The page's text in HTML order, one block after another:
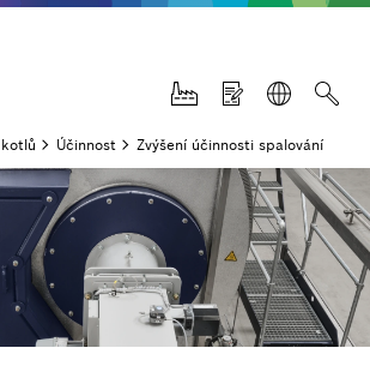
Účinnost Zvýšení účinnosti spalování